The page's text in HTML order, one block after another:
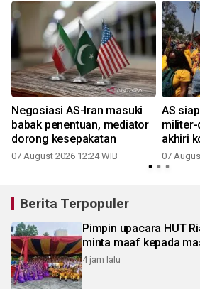
Negosiasi AS-Iran masuki
babak penentuan, mediator
dorong kesepakatan
07 August 2026 12:24 WIB
AS
militer-
akhiri
segera
07
Berita Terpopuler
Pimpin upacara HUT
minta maaf kepada
4 jam lalu